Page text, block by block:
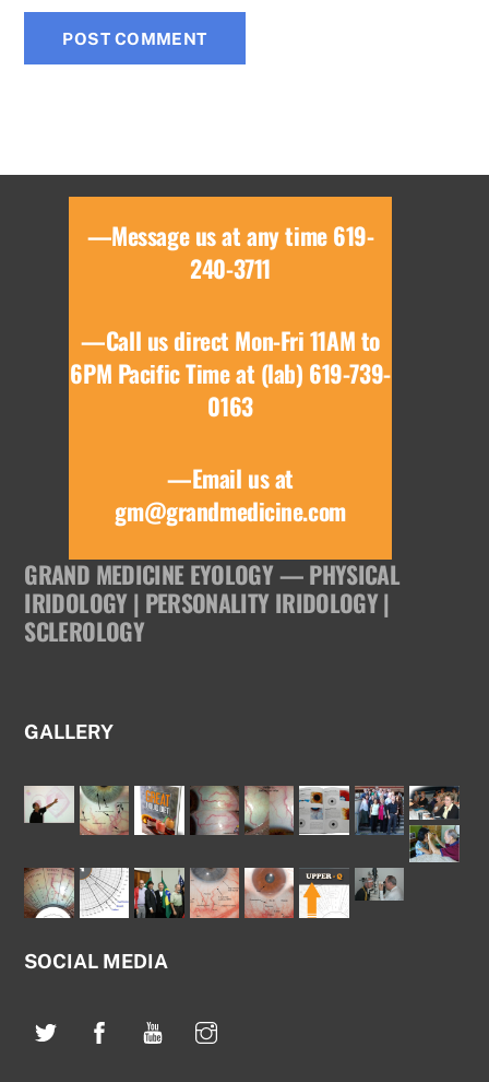
—Message us at any time 619-
240-3711
—Call us direct Mon-Fri 11AM to
6PM Pacific Time at (lab) 619-739-
0163
—Email us at
gm@grandmedicine.com
GRAND MEDICINE EYOLOGY — PHYSICAL
IRIDOLOGY | PERSONALITY IRIDOLOGY |
SCLEROLOGY
GALLERY
SOCIAL MEDIA